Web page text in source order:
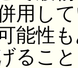
用し
能性
るこ